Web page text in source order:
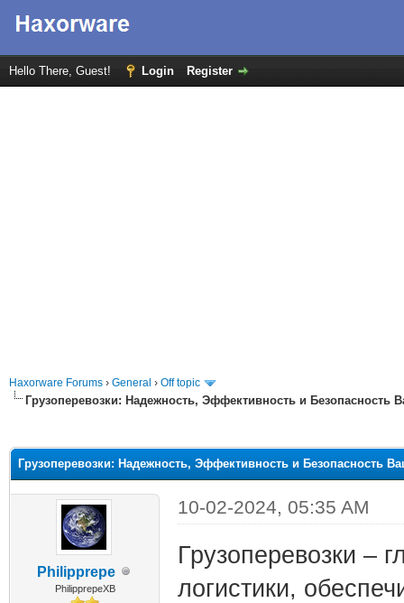
Hello There, Guest! Login Register
Haxorware Forums › General › Off topic
Грузоперевозки: Надежность, Эффективность и Безопасность
Грузоперевозки: Надежность, Эффективность и Безопасность
Philipprepe
PhilipprepeXB
10-02-2024, 05:35 AM
Грузоперевозки –
логистики,